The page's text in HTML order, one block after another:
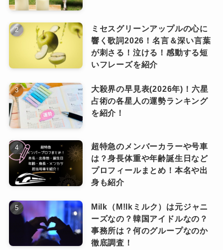
結婚していないメンバー
一方で、ベースの福島智朗さんは結婚に
これまでにインタビューやSNSで「結婚してい
る」と言及したこともなく、未婚の可能性が高
プライベートをあまり明かさないタイプという
こともあり、今後結婚に関するニュースが飛び
込んでくる可能性は残されていますが、少なく
とも現時点では「独身」と見られています。
ドラムの冨田洋之進さんについても公式
したがって2025年現在、Omoinotakeの「妻」と
して公に知られているのは藤井レオさんの妻・
ASOBOiSMさんのみ。
他のメンバーに関してはあくまで未確定の情報
にとどまっており、今後何かしらの発表がある
かもしれません。
音楽だけじゃなくて、プライベートもすごく誠
ミセスグリーンアップルの心に
響く歌詞2026！名言＆深い言葉
が刺さる！泣ける！感動する短
いフレーズを紹介
大殺界の早見表(2026年)！六星
占術の各星人の運勢ランキング
を紹介！
超特急のメンバーカラーや号車
は？身長体重や年齢誕生日など
プロフィールまとめ！本名や出
身も紹介
Milk（M!lkミルク）は元ジャニ
ーズなの？韓国アイドルなの？
事務所は？何のグループなのか
徹底調査！